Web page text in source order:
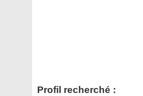
Profil recherché :